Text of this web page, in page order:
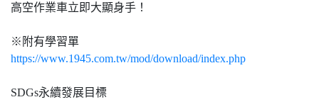
高空作業車立即大顯身手！
※附有學習單
https://www.1945.com.tw/mod/download/index.php
SDGs永續發展目標